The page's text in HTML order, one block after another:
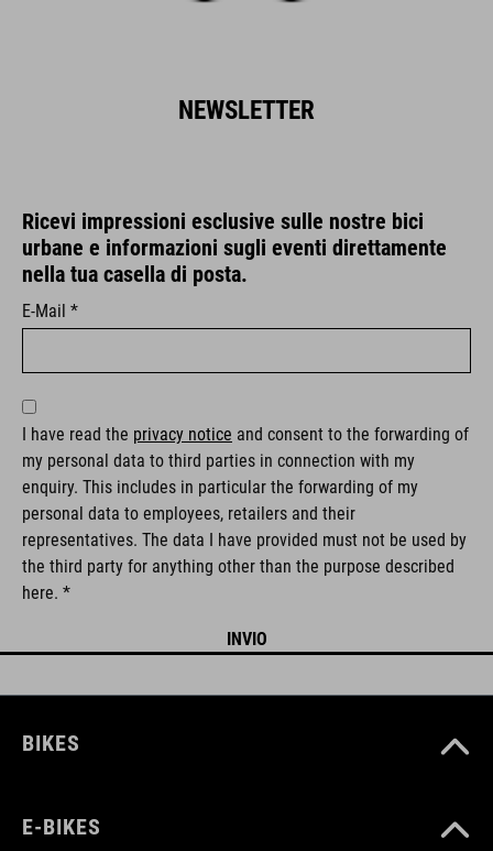
NEWSLETTER
Ricevi impressioni esclusive sulle nostre bici
urbane e informazioni sugli eventi direttamente
nella tua casella di posta.
E-Mail *
I have read the privacy notice and consent to the forwarding of
my personal data to third parties in connection with my
enquiry. This includes in particular the forwarding of my
personal data to employees, retailers and their
representatives. The data I have provided must not be used by
the third party for anything other than the purpose described
here. *
BIKES
E-BIKES